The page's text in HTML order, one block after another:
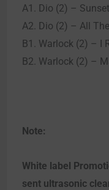
A1. Dio (2) –
A2. Dio (2) – All
B1. Warlock (2) – I
B2. Warlock (2) –
Note:
White label
sent ultrasonic